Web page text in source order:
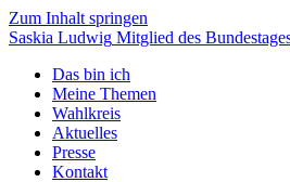
Zum Inhalt springen
Saskia Ludwig Mitglied des
Das bin ich
Meine Themen
Wahlkreis
Aktuelles
Presse
Kontakt